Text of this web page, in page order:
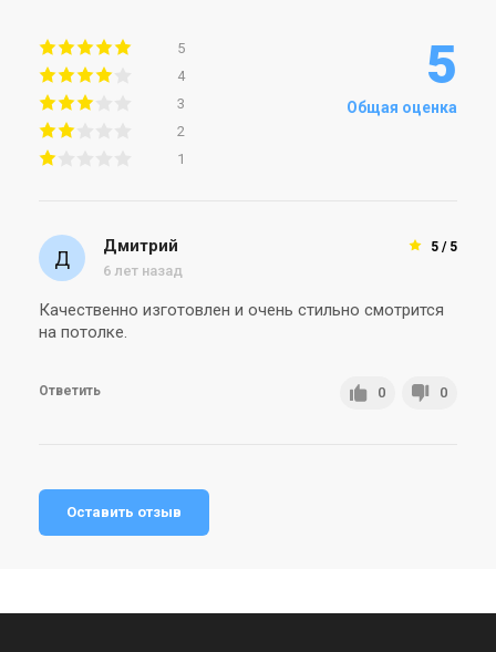
5
4
3
2
1
5
Общая оценка
5 / 5
Дмитрий
6 лет назад
Качественно изготовлен и очень стильно смотрится
на потолке.
Ответить 0 0
Оставить отзыв